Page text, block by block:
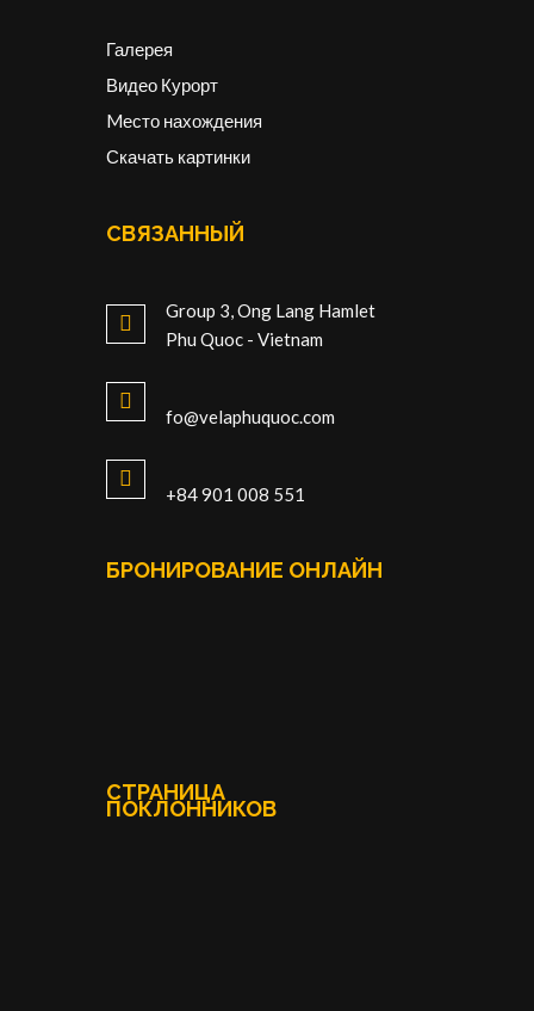
Галерея
Видео Курорт
Mесто нахождения
Скачать картинки
СВЯЗАННЫЙ
Group 3, Ong Lang Hamlet
Phu Quoc - Vietnam
fo@velaphuquoc.com
+84 901 008 551
БРОНИРОВАНИЕ OНЛАЙН
СТРАНИЦА
ПОКЛОННИКОВ